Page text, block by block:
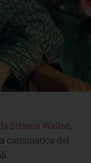
Susana Walton,
carismatica del